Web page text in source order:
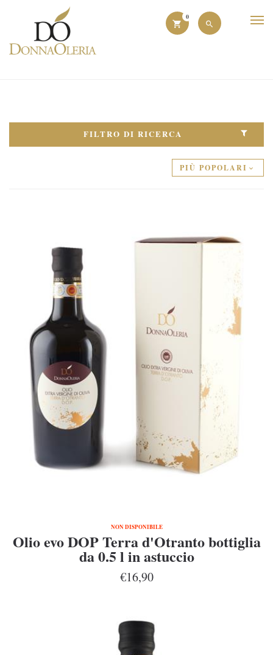
0
FILTRO DI RICERCA
PIÙ POPOLARI
NON DISPONIBILE
Olio evo DOP Terra d'Otranto bottiglia
da 0.5 l in astuccio
€16,90